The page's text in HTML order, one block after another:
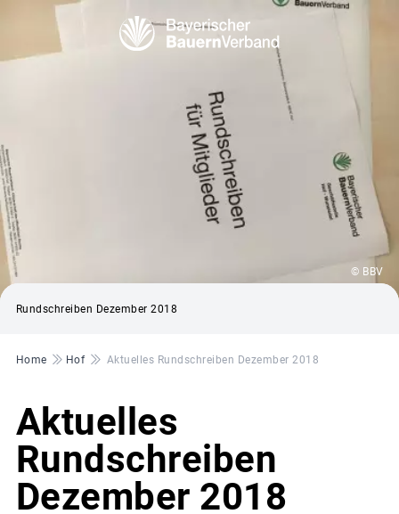
© BBV
Rundschreiben Dezember 2018
Pfadnavigation
Home Hof Aktuelles Rundschreiben Dezember 2018
Aktuelles
Rundschreiben
Dezember 2018